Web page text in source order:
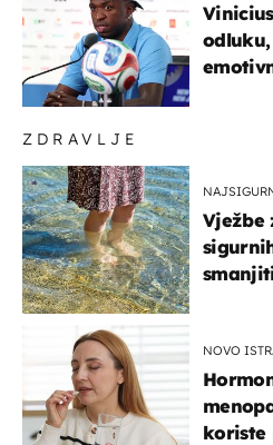
ZDRAVLJE
Vježbe
NOVO
koriste